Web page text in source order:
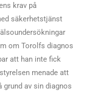
krav på
säkerhetstjänst
om Torolfs diagnos
att han inte fick
menade att
grund av sin diagnos